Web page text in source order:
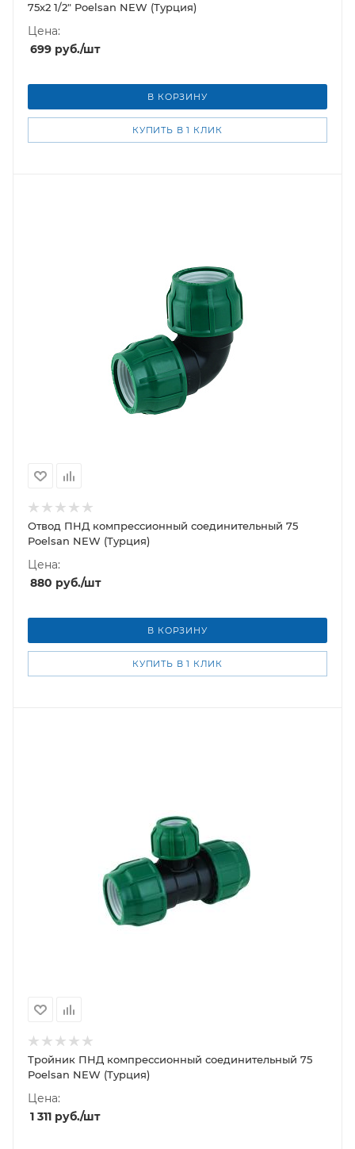
75х2 1/2" Poelsan NEW (Турция)
Цена:
699 руб./шт
В КОРЗИНУ
КУПИТЬ В 1 КЛИК
Отвод ПНД компрессионный соединительный 75
Poelsan NEW (Турция)
Цена:
880 руб./шт
В КОРЗИНУ
КУПИТЬ В 1 КЛИК
Тройник ПНД компрессионный соединительный 75
Poelsan NEW (Турция)
Цена:
1 311 руб./шт